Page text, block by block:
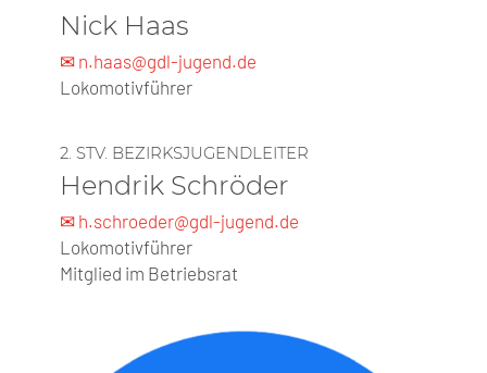
Nick Haas
✉ n.haas@gdl-jugend.de
Lokomotivführer
2. STV. BEZIRKSJUGENDLEITER
Hendrik Schröder
✉ h.schroeder@gdl-jugend.de
Lokomotivführer
Mitglied im Betriebsrat